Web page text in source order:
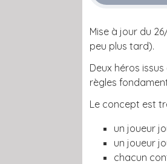
Mise à jour du
peu plus tard).
Deux héros
règles
Le concept est
un joueur
un joueur
chacun